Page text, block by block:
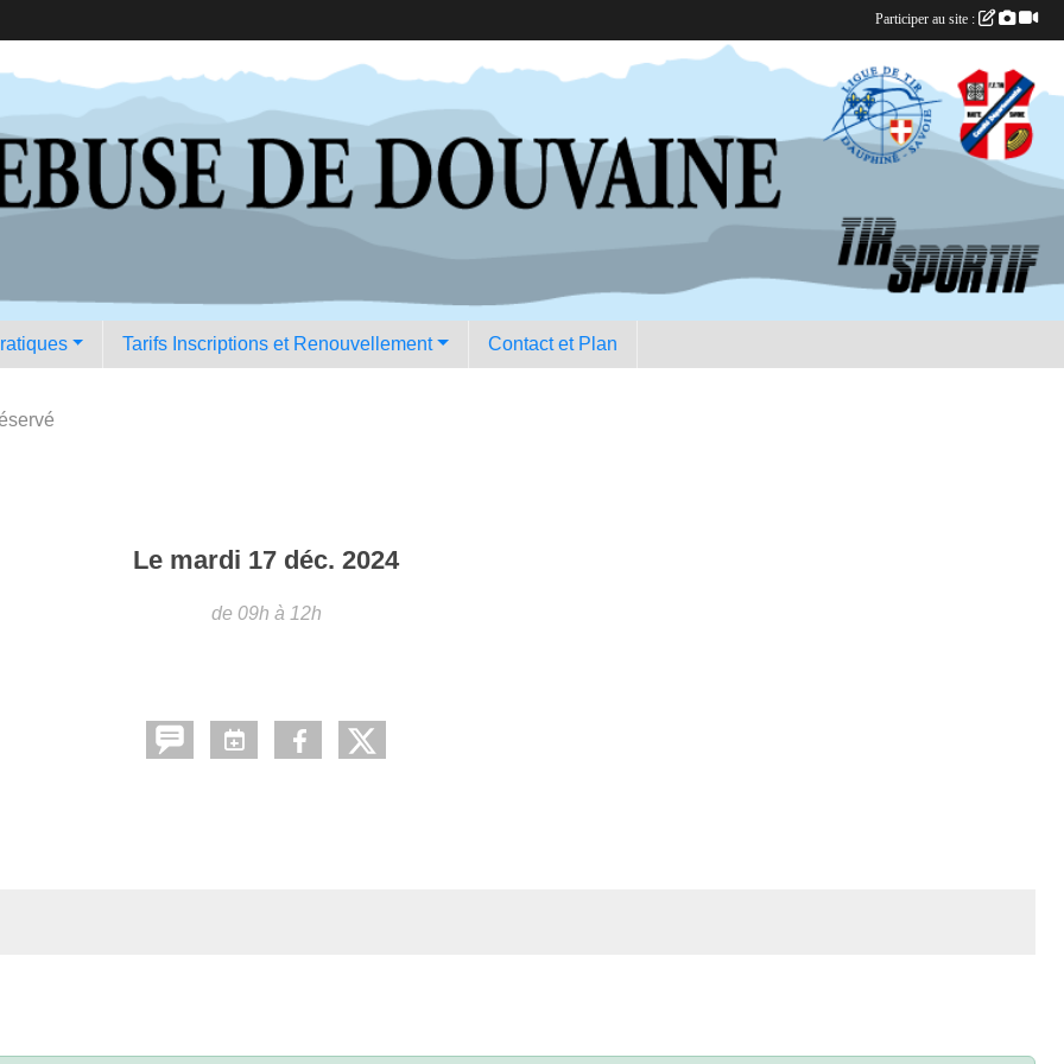
Tarifs Inscriptions et Renouvellement Contact et Plan
Le mardi 17 déc. 2024
de 09h à 12h
Participer au site :